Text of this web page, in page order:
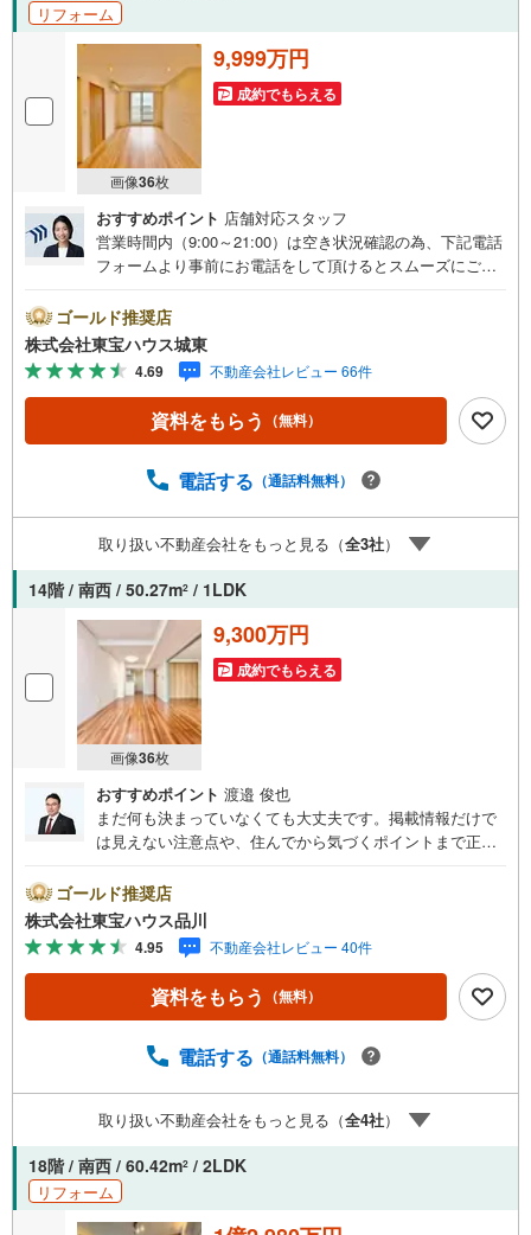
リフォーム
画像36枚
9,999万円
成約でもらえる
おすすめポイント 店舗対応スタッフ
営業時間内（9:00～21:00）は空き状況確認の為、下記電話
フォームより事前にお電話をして頂けるとスムーズにご案
カレンダーの作成▽ご購入後もお客様の人生のパートナー
として暮らしの「安心」を守り続けます。【Yahoo！ 不動
産キャンペーン対象店舗】当店で物件を成約するとPayPay
ボーナスライトがもらえる「Yahoo！ 不動産 物件ご成約キ
ャンペーン」の対象になります。「資料をもらう」「見学
予約をする」ボタンからお問い合わせください。※必ずYah
スライトは出金と譲渡はできません。ご案内・詳細な資料
時受け付けております！■頭金0円からのご購入可能です■
（諸費用もOK）お気軽にお問い合わせください。
ゴールド推奨店
株式会社東宝ハウス城東
4.69 不動産会社レビュー 66件
資料をもらう （無料）
電話する （通話料無料）
取り扱い不動産会社をもっと見る（全3社）
14階 / 南西 / 50.27m2 / 1LDK
画像36枚
9,300万円
成約でもらえる
おすすめポイント 渡邉 俊也
まだ何も決まっていなくても大丈夫です。掲載情報だけで
は見えない注意点や、住んでから気づくポイントまで正直
とも包み隠さずお伝えし、「納得して選ぶ」ためのサポー
トを大切にしています。現地でしか分からないリアルな情
報も含めて、一緒に後悔しない住まい探しを進めていきま
しょう。まずはお気軽にご相談ください。【Yahoo！ 不動
産キャンペーン対象店舗】当店で物件を成約するとPayPay
ボーナスライトがもらえる「Yahoo！ 不動産 物件ご成約キ
予約をする」ボタンからお問い合わせください。※必ずYah
スライトは出金と譲渡はできません。ご案内・詳細な資料
のご請求はお気軽にどうぞ♪お電話でのお問い合わせも常
時受け付けております！お気軽にお問い合わせください。
ゴールド推奨店
株式会社東宝ハウス品川
4.95 不動産会社レビュー 40件
資料をもらう （無料）
電話する （通話料無料）
取り扱い不動産会社をもっと見る（全4社）
18階 / 南西 / 60.42m2 / 2LDK
リフォーム